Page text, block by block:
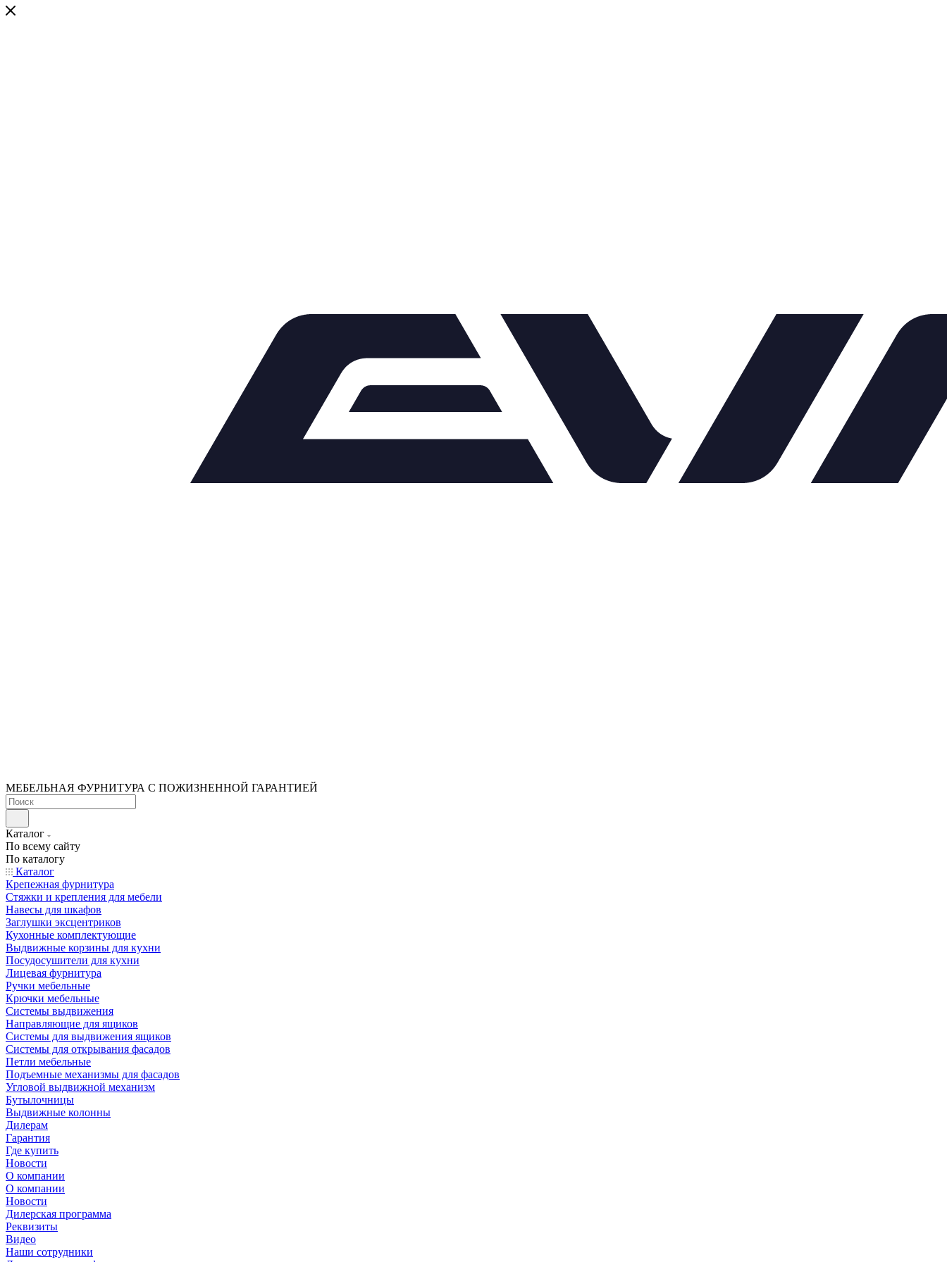
МЕБЕЛЬНАЯ ФУРНИТУРА С ПОЖИЗНЕННОЙ ГАРАНТИЕЙ
Каталог
По всему сайту
По каталогу
Каталог
Крепежная фурнитура
Стяжки и крепления для мебели
Навесы для шкафов
Заглушки эксцентриков
Кухонные комплектующие
Выдвижные корзины для кухни
Посудосушители для кухни
Лицевая фурнитура
Ручки мебельные
Крючки мебельные
Системы выдвижения
Направляющие для ящиков
Системы для выдвижения ящиков
Системы для открывания фасадов
Петли мебельные
Подъемные механизмы для фасадов
Угловой выдвижной механизм
Бутылочницы
Выдвижные колонны
Дилерам
Гарантия
Где купить
Новости
О компании
О компании
Новости
Дилерская программа
Реквизиты
Видео
Наши сотрудники